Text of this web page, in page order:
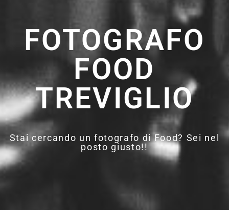
FOTOGRAFO
FOOD
TREVIGLIO
Stai cercando un fotografo di Food? Sei nel
posto giusto!!